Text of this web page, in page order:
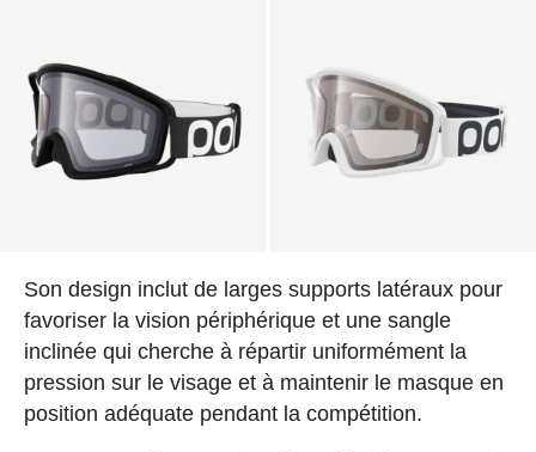
Son design inclut de larges supports latéraux pour
favoriser la vision périphérique et une sangle
inclinée qui cherche à répartir uniformément la
pression sur le visage et à maintenir le masque en
position adéquate pendant la compétition.